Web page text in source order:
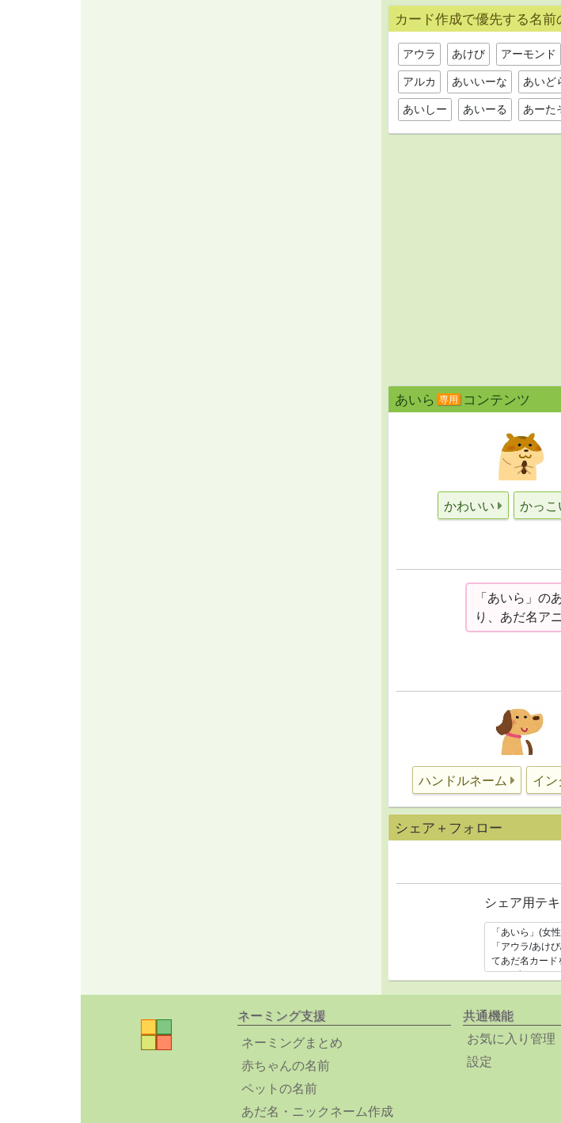
カード作成で優先する名
アウラ あけび アーモンド
アルカ あいいーな あいど
あいしー あいーる あーた
あいら 専用 コンテンツ
かわいい かっこ
「あいら」の
り、あだ名ア
ハンドルネーム イン
シェア＋フォロー
シェア用テキ
ネーミング支援
ネーミングまとめ
赤ちゃんの名前
ペットの名前
あだ名・ニックネーム作成
共通機能
お気に入り管理
設定